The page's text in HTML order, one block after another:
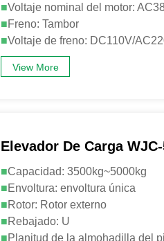
■Voltaje nominal del motor:
■Freno: Tambor
■Voltaje de freno: DC110V/
View More
Elevador De Carga
■Capacidad: 3500kg~5000kg
■Envoltura: envoltura única
■Rotor: Rotor externo
■Rebajado: U
■Planitud de la almohadilla del